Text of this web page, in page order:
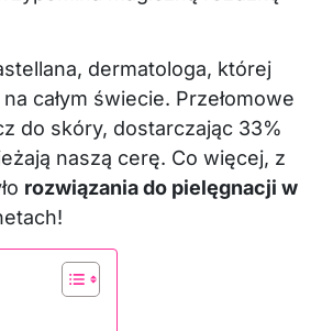
dermatologa, której
całym świecie. Przełomowe
do skóry, dostarczając 33%
naszą cerę. Co więcej, z
rozwiązania do pielęgnacji w